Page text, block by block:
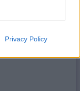
Privacy Policy